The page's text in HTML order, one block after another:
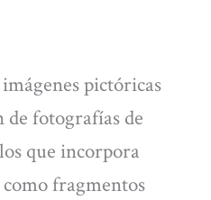
pictóricas
de fotografías de
que incorpora
fragmentos